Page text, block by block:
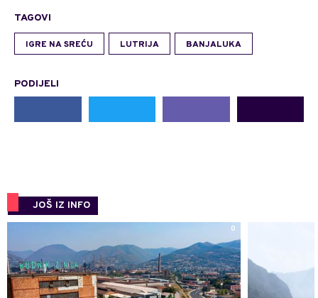
TAGOVI
IGRE NA SREĆU LUTRIJA BANJALUKA
PODIJELI
JOŠ IZ INFO
0